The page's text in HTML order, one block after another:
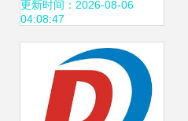
破路径
更新时间：2026-08-06
04:08:47